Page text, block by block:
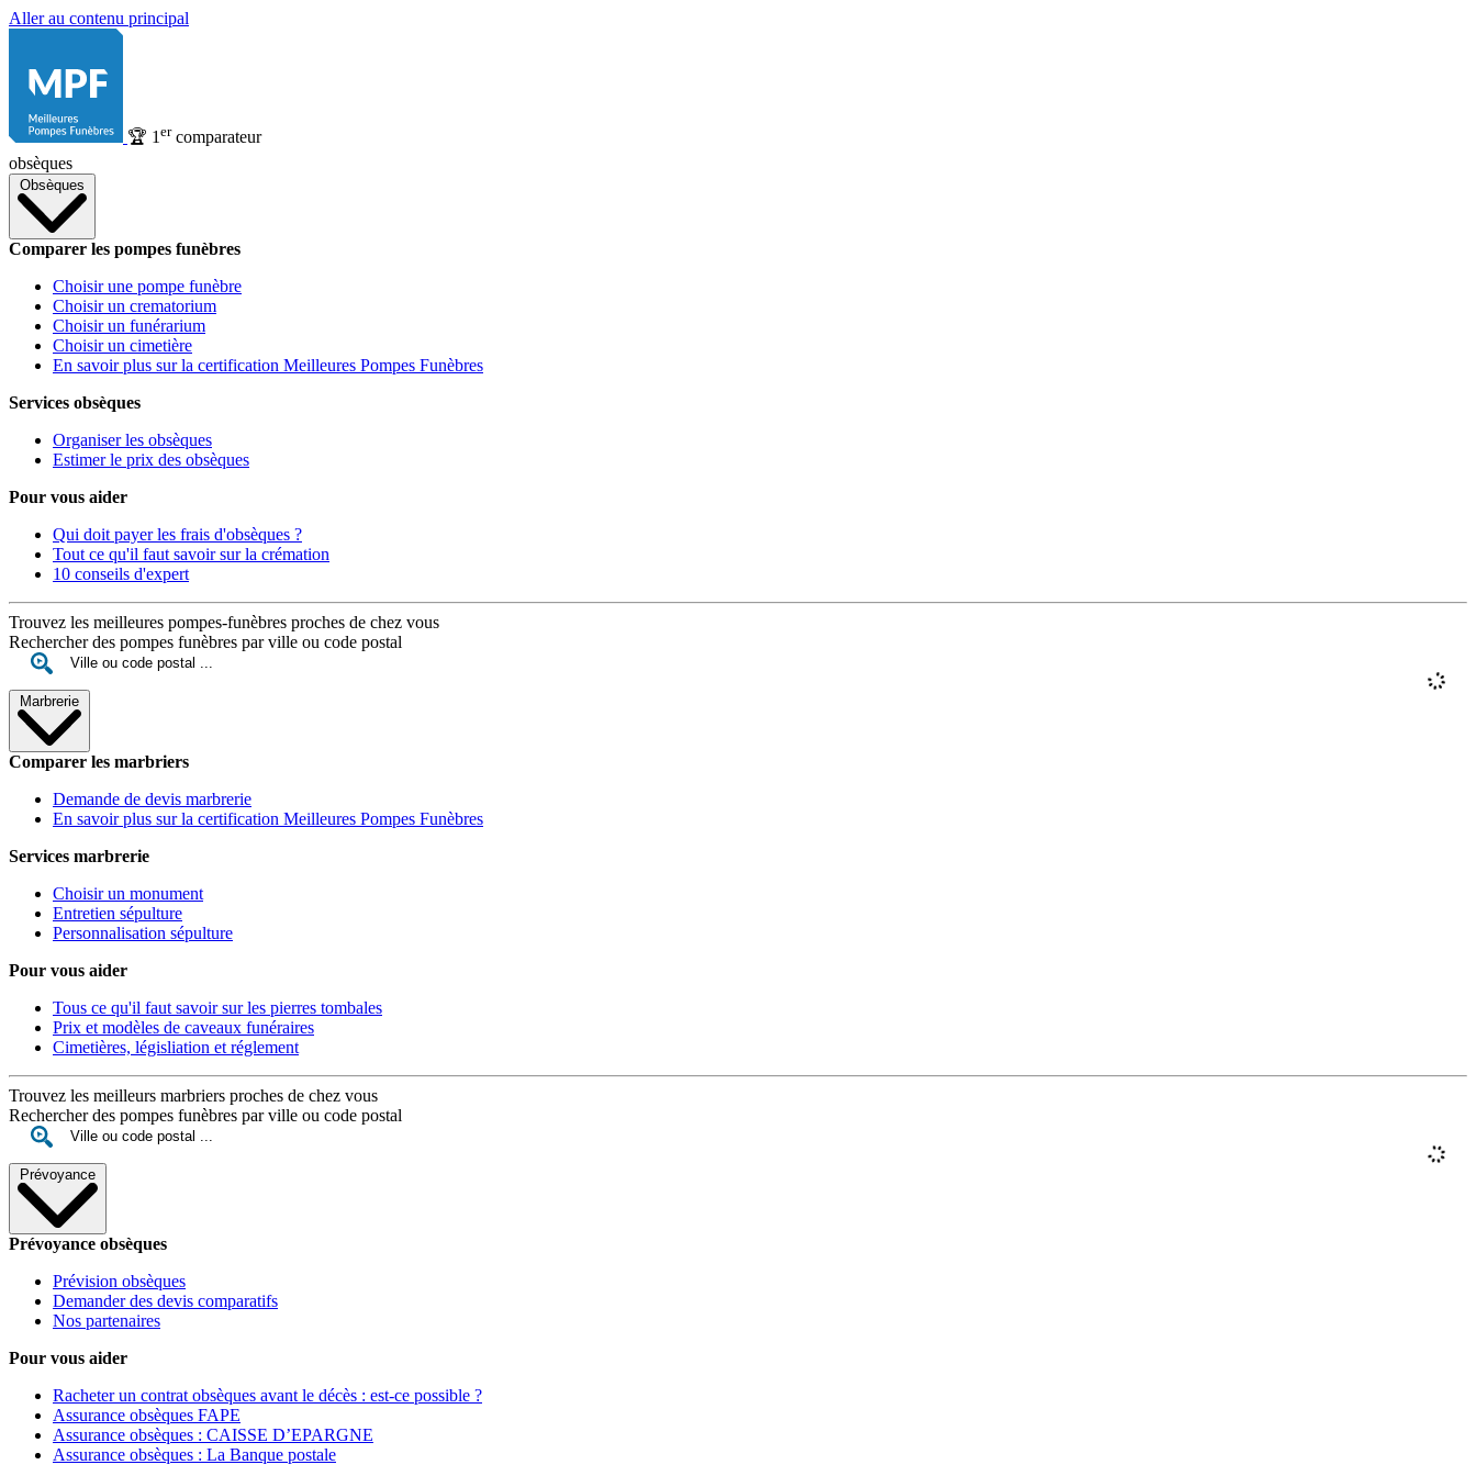
Aller au contenu principal
🏆 1 ercomparateur
obsèques
Obsèques
Comparer les pompes funèbres
Choisir une pompe funèbre
Choisir un crematorium
Choisir un funérarium
Choisir un cimetière
En savoir plus sur la certification Meilleures Pompes Funèbres
Services obsèques
Organiser les obsèques
Estimer le prix des obsèques
Pour vous aider
Qui doit payer les frais d'obsèques ?
Tout ce qu'il faut savoir sur la crémation
10 conseils d'expert
Trouvez les meilleures pompes-funèbres proches de chez vous
Rechercher des pompes funèbres par ville ou code postal
Marbrerie
Comparer les marbriers
Demande de devis marbrerie
En savoir plus sur la certification Meilleures Pompes Funèbres
Services marbrerie
Choisir un monument
Entretien sépulture
Personnalisation sépulture
Pour vous aider
Tous ce qu'il faut savoir sur les pierres tombales
Prix et modèles de caveaux funéraires
Cimetières, législiation et réglement
Trouvez les meilleurs marbriers proches de chez vous
Rechercher des pompes funèbres par ville ou code postal
Prévoyance
Prévoyance obsèques
Prévision obsèques
Demander des devis comparatifs
Nos partenaires
Pour vous aider
Racheter un contrat obsèques avant le décès : est-ce possible ?
Assurance obsèques FAPE
Assurance obsèques : CAISSE D’EPARGNE
Assurance obsèques : La Banque postale